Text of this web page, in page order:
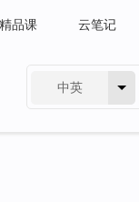
品课 云笔记
中英